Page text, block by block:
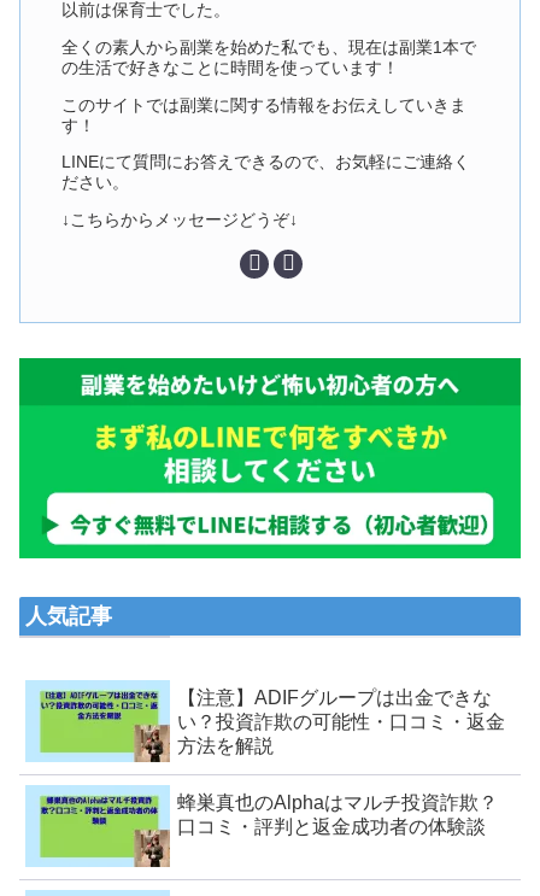
以前は保育士でした。
全くの素人から副業を始めた私でも、現在は副業1本で
の生活で好きなことに時間を使っています！
このサイトでは副業に関する情報をお伝えしていきま
す！
LINEにて質問にお答えできるので、お気軽にご連絡く
ださい。
↓こちらからメッセージどうぞ↓
人気記事
【注意】ADIFグループは出金できな
い？投資詐欺の可能性・口コミ・返金
方法を解説
蜂巣真也のAlphaはマルチ投資詐欺？
口コミ・評判と返金成功者の体験談